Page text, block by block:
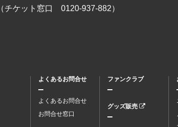
（チケット窓口 0120-937-882）
よくあるお問合せ
よくあるお問合せ
お問合せ窓口
ファンクラブ
グッズ販売